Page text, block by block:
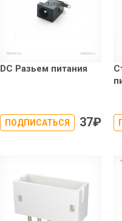
DC Разьем питания
ПОДПИСАТЬСЯ 37₽